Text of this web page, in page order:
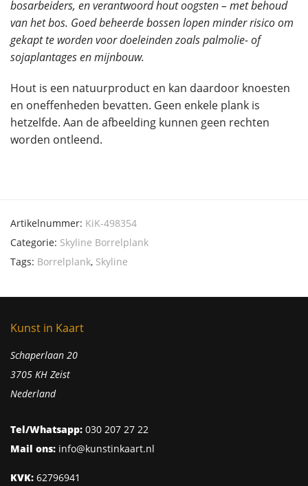
bosarbeiders, en verantwoord hout oogsten – met behoud
van het bos. Goed beheerde bossen lopen minder risico om
gekapt te worden voor doeleinden zoals palmolie- of
sojaplantages en mijnbouw.
Hout is een natuurproduct en kan daardoor knoesten
en oneffenheden bevatten. Geen enkele plank is
hetzelfde. Aan de afbeelding kunnen geen rechten
worden ontleend.
Artikelnummer: KiK-498354
Categorie: Skyline Borrelplank
Tags: Borrelplank, Skyline
Kunst in Kaart
Schaperlaan 20
3705 KH Zeist
Nederland
Tel/Whatsapp: 030 207 27 22
Mail ons: info@kunstinkaart.nl
KVK: 62796941